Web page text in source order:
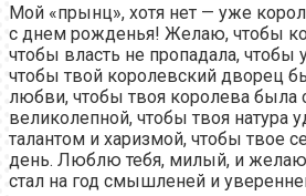
Мой «прынц», хотя нет — уже
с днем рожденья! Желаю, чтобы
чтобы власть не пропадала, чтобы
чтобы твой королевский дворец
любви, чтобы твоя королева была
великолепной, чтобы твоя натура
талантом и харизмой, чтобы твое
день. Люблю тебя, милый, и
стал на год смышленей и